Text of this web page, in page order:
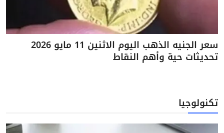
سعر الجنيه الذهب اليوم الاثنين 11 مايو 2026
تحديثات حية وأهم النقاط
تكنولوجيا